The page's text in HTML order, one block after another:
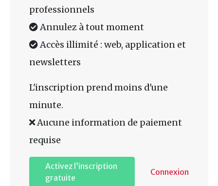
professionnels
Annulez à tout moment
Accès illimité : web, application et
newsletters
L'inscription prend moins d'une
minute.
Aucune information de paiement
requise
Activez l’inscription
gratuite
Connexion